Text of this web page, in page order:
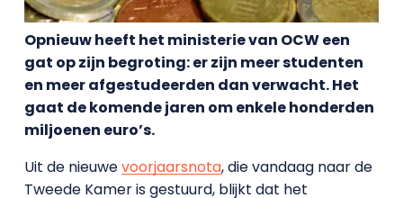
Opnieuw heeft het ministerie van OCW een
gat op zijn begroting: er zijn meer studenten
en meer afgestudeerden dan verwacht. Het
gaat de komende jaren om enkele honderden
miljoenen euro’s.
Uit de nieuwevoorjaarsnota, die vandaag naar de
Tweede Kamer is gestuurd, blijkt dat het